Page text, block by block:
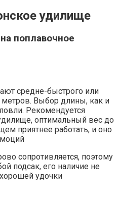
удилище
поплавочное
средне-быстрого или
метров. Выбор длины, как и
Рекомендуется
оптимальный вес до
приятнее работать, и оно
сопротивляется, поэтому
подсак, его наличие не
удочки